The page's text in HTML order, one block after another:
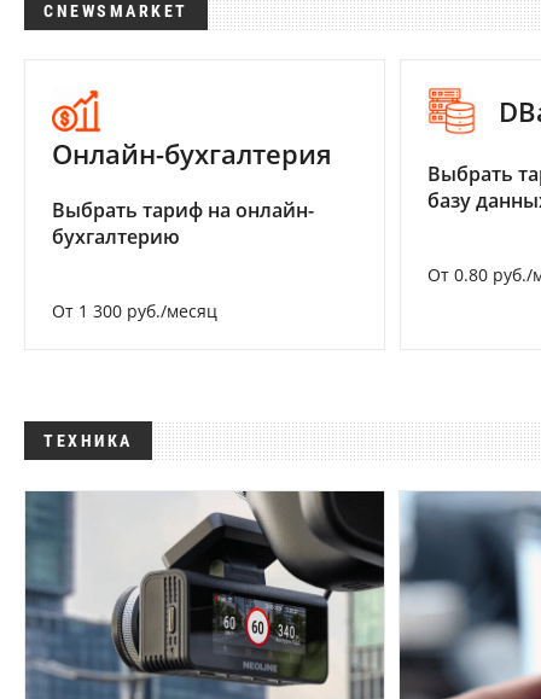
CNEWSMARKET
Онлайн-бухгалтерия
Выбрать тариф на онлайн-
бухгалтерию
От 1 300 руб./месяц
Выбрать
базу
От 0.80 руб./
ТЕХНИКА